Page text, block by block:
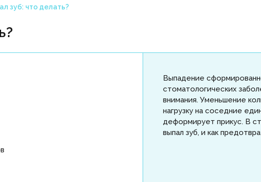
зуб: что делать?
Выпадение
стоматологических
внимания. Уменьшение
нагрузку на соседние
деформирует прикус. В
выпал зуб, и как